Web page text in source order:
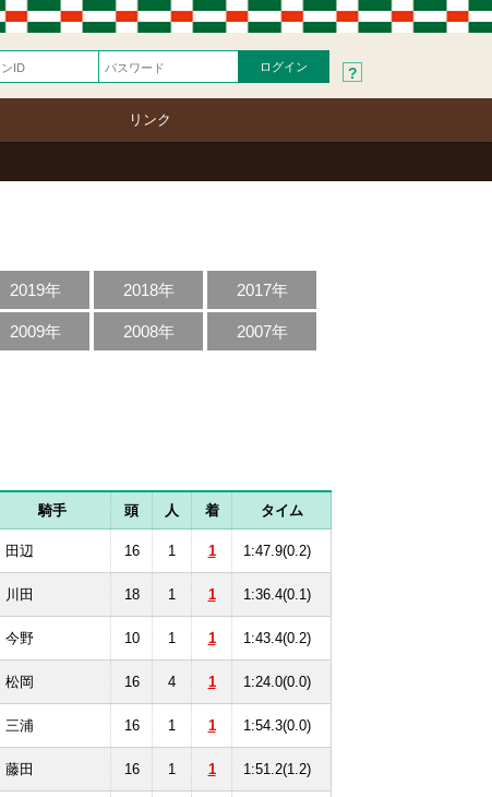
?
リンク
2019年 2018年 2017年
2009年 2008年 2007年
騎手 頭 人 着 タイム
田辺 16 1 1 1:47.9(0.2)
川田 18 1 1 1:36.4(0.1)
今野 10 1 1 1:43.4(0.2)
松岡 16 4 1 1:24.0(0.0)
三浦 16 1 1 1:54.3(0.0)
藤田 16 1 1 1:51.2(1.2)